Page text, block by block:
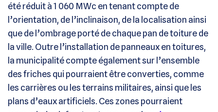
été réduit à 1 060 MWc en tenant compte de
l’orientation, de l’inclinaison, de la localisation ainsi
que de l’ombrage porté de chaque pan de toiture de
la ville. Outre l’installation de panneaux en toitures,
la municipalité compte également sur l’ensemble
des friches qui pourraient être converties, comme
les carrières ou les terrains militaires, ainsi que les
plans d’eaux artificiels. Ces zones pourraient